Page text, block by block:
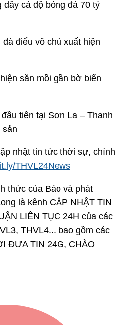
dây cá độ bóng đá 70 tỷ
đà điểu vô chủ xuất hiện
săn mồi gần bờ biển
tiên tại Sơn La – Thanh
sản
nhật tin tức thời sự, chính
THVL24News
thức của Báo và phát
là kênh CẬP NHẬT TIN
LIÊN TỤC 24H của các
THVL4... bao gồm các
ĐƯA TIN 24G, CHÀO